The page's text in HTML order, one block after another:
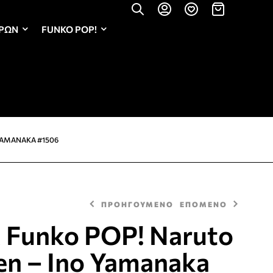
FUNKO POP!
#1506
ΠΡΟΗΓΟΥΜΕΝΟ ΕΠΟΜΕΝΟ
POP! Naruto
– Ino Yamanaka